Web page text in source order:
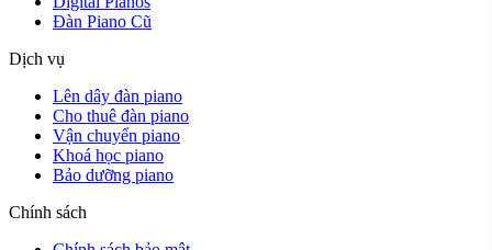
Đàn Piano Cũ
Dịch vụ
Lên dây đàn piano
Cho thuê đàn piano
Vận chuyển piano
Khoá học piano
Bảo dưỡng piano
Chính sách